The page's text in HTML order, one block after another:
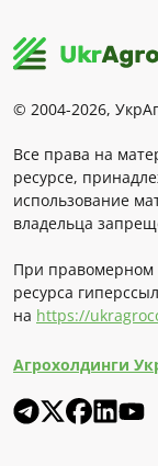
© 2004-2026,
Все права на
ресурсе,
использование
владельца
При правомерном
ресурса
на https://
Агрохолдинги